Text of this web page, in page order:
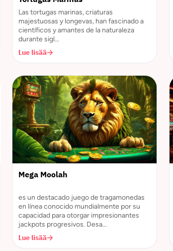
Las tortugas marinas, criaturas
majestuosas y longevas, han fascinado a
científicos y amantes de la naturaleza
durante sigl...
Lue lisää
Mega Moolah
es un destacado juego de tragamonedas
en línea conocido mundialmente por su
capacidad para otorgar impresionantes
jackpots progresivos. Desa...
Lue lisää